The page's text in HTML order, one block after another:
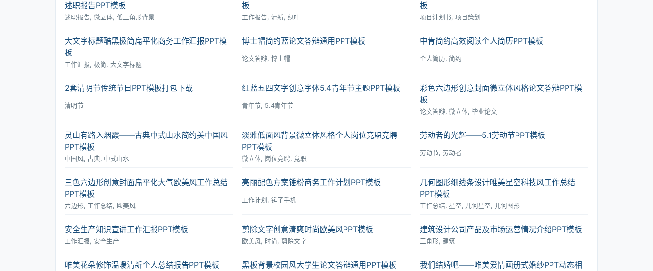
述职报告PPT模板
述职报告, 微立体, 低三角形背景
板
工作报告, 清新, 绿叶
板
项目计划书, 项目策划
大文字标题酷黑极简扁平化商务工作汇报PPT模
板
工作汇报, 极简, 大文字标题
博士帽简约蓝论文答辩通用PPT模板
论文答辩, 博士帽
中肯简约高效阅读个人简历PPT模板
个人简历, 简约
2套清明节传统节日PPT模板打包下载
清明节
红蓝五四文字创意字体5.4青年节主题PPT模板
青年节, 5.4青年节
彩色六边形创意封面微立体风格论文答辩PPT模
板
论文答辩, 微立体, 毕业论文
灵山有路入烟霞――古典中式山水简约美中国风
PPT模板
中国风, 古典, 中式山水
淡雅低面风背景微立体风格个人岗位竞职竞聘
PPT模板
微立体, 岗位竞聘, 竞职
劳动者的光辉――5.1劳动节PPT模板
劳动节, 劳动者
三色六边形创意封面扁平化大气欧美风工作总结
PPT模板
六边形, 工作总结, 欧美风
亮丽配色方案锤粉商务工作计划PPT模板
工作计划, 锤子手机
几何图形细线条设计唯美星空科技风工作总结
PPT模板
工作总结, 星空, 几何星空, 几何图形
安全生产知识宣讲工作汇报PPT模板
工作汇报, 安全生产
剪除文字创意清爽时尚欧美风PPT模板
欧美风, 时尚, 剪除文字
建筑设计公司产品及市场运营情况介绍PPT模板
三角形, 建筑
唯美花朵修饰温暖清新个人总结报告PPT模板 黑板背景校园风大学生论文答辩通用PPT模板
我们结婚吧――唯美爱情画册式婚纱PPT动态相